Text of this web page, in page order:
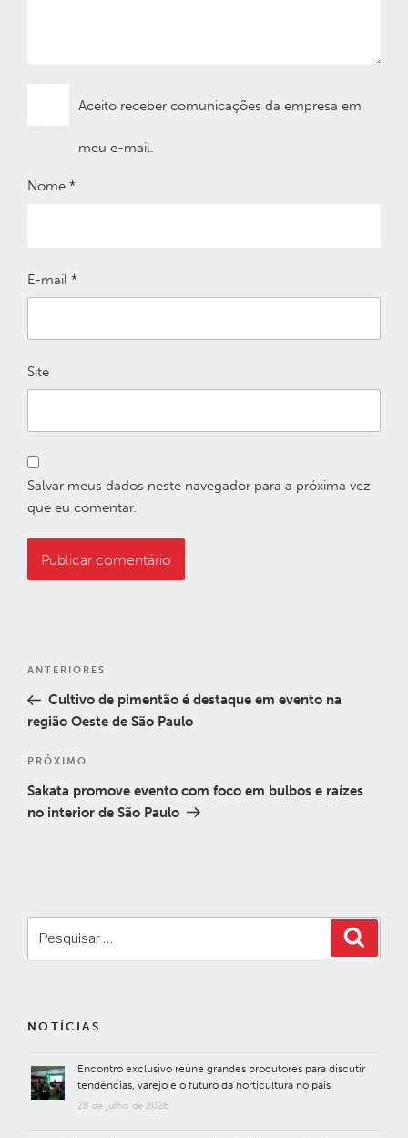
Aceito receber comunicações da empresa em
meu e-mail.
Nome *
E-mail *
Site
Salvar meus dados neste navegador para a próxima vez
que eu comentar.
Navegação
Post
Post
anterior
ANTERIORES
Cultivo de pimentão é destaque em evento na
região Oeste de São Paulo
Próximo
post
PRÓXIMO
Sakata promove evento com foco em bulbos e raízes
no interior de São Paulo
por:
NOTÍCIAS
Encontro exclusivo reúne grandes produtores para discutir
tendências, varejo e o futuro da horticultura no país
28 de julho de 2026